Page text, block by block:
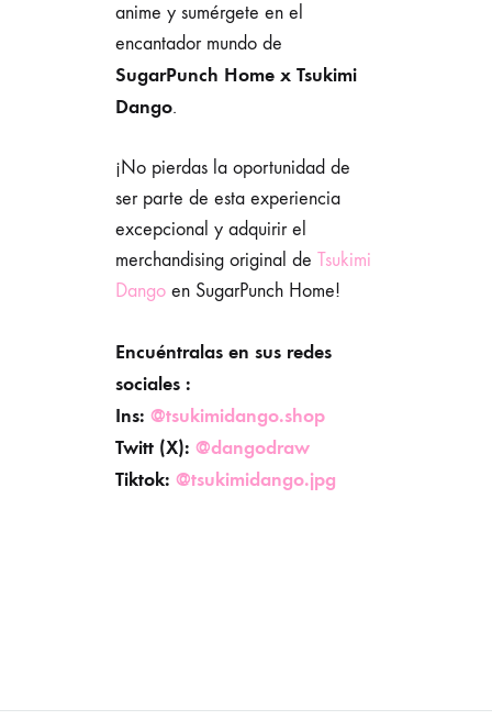
anime y sumérgete en el
encantador mundo de
SugarPunch Home x Tsukimi
Dango.
¡No pierdas la oportunidad de
ser parte de esta experiencia
excepcional y adquirir el
merchandising original de Tsukimi
Dango en SugarPunch Home!
Encuéntralas en sus redes
sociales :
Ins: @tsukimidango.shop
Twitt (X): @dangodraw
Tiktok: @tsukimidango.jpg